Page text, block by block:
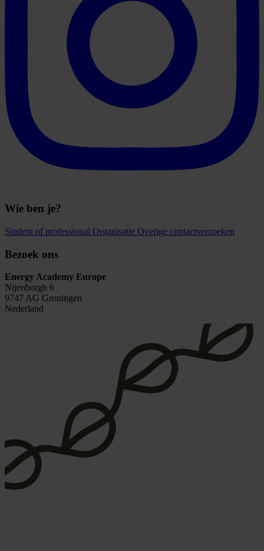
Wie ben je?
Student of professional Organisatie Overige contactverzoeken
Bezoek ons
Energy Academy Europe
Nijenborgh 6
9747 AG Groningen
Nederland